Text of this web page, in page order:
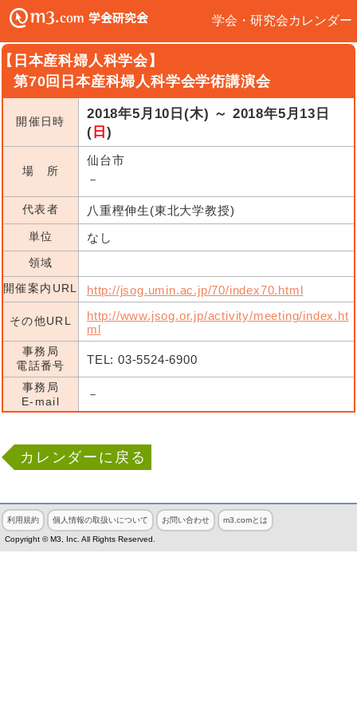
学会・研究会カレンダー
日本産科婦人科学会】
第70回日本産科婦人科学会学術講演会
開催日時
2018年5月10日(木) ～ 2018年5月13日
( 日 )
場 所
仙台市
－
代表者 八重樫伸生(東北大学教授)
単位 なし
領域
開催案内URL
http://jsog.umin.ac.jp/70/index70.html
その他URL
http://www.jsog.or.jp/activity/meeting/index.ht
ml
事務局
電話番号
TEL: 03-5524-6900
事務局
E-mail
－
カレンダーに戻る
利用規約 個人情報の取扱いについて お問い合わせ m3.comとは
Copyright © M3, Inc. All Rights Reserved.